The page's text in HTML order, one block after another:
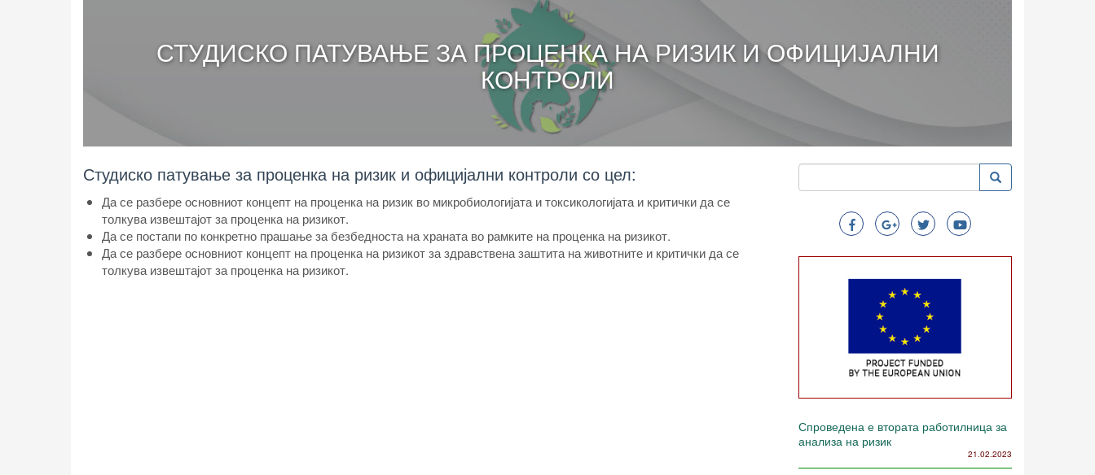
СТУДИСКО ПАТУВАЊЕ ЗА ПРОЦЕНКА НА РИЗИК И ОФИЦИЈАЛНИ
КОНТРОЛИ
Студиско патување за проценка на ризик и официјални контроли со цел:
Да се разбере основниот концепт на проценка на ризик во микробиологијата и токсикологијата и критички да се
толкува извештајот за проценка на ризикот.
Да се постапи по конкретно прашање за безбедноста на храната во рамките на проценка на ризикот.
Да се разбере основниот концепт на проценка на ризикот за здравствена заштита на животните и критички да се
толкува извештајот за проценка на ризикот.
Search
Пребарување Пребарување
Спроведена е втората работилница за
анализа на ризик
21.02.2023